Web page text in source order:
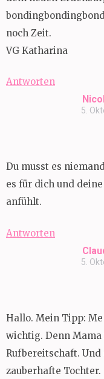
noch Zeit.
VG Katharina
Antworten
5.
Du musst es
es für dich und
anfühlt.
Antworten
5.
Hallo. Mein Tipp:
wichtig. Denn Mama
Rufbereitschaft.
zauberhafte Tochter.